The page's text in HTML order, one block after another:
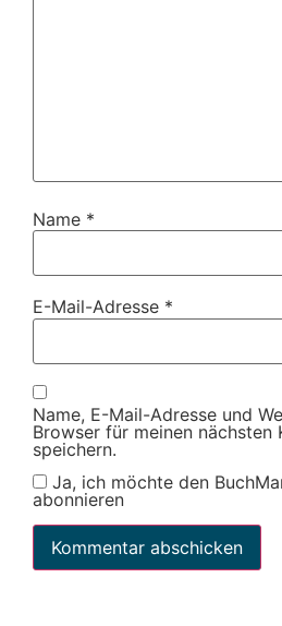
Name *
E-Mail-Adresse *
Name, E-Mail-Adresse und
Browser für meinen nächsten
speichern.
Ja, ich möchte den
abonnieren